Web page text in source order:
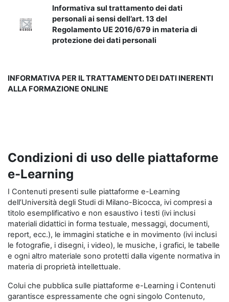
Informativa sul trattamento dei dati
personali ai sensi dell’art. 13 del
Regolamento UE 2016/679 in materia di
protezione dei dati personali
INFORMATIVA PER IL TRATTAMENTO DEI DATI INERENTI
ALLA FORMAZIONE ONLINE
Condizioni di uso delle piattaforme
e-Learning
I Contenuti presenti sulle piattaforme e-Learning
dell’Università degli Studi di Milano-Bicocca, ivi compresi a
titolo esemplificativo e non esaustivo i testi (ivi inclusi
materiali didattici in forma testuale, messaggi, documenti,
report, ecc.), le immagini statiche e in movimento (ivi inclusi
le fotografie, i disegni, i video), le musiche, i grafici, le tabelle
e ogni altro materiale sono protetti dalla vigente normativa in
materia di proprietà intellettuale.
Colui che pubblica sulle piattaforme e-Learning i Contenuti
garantisce espressamente che ogni singolo Contenuto,